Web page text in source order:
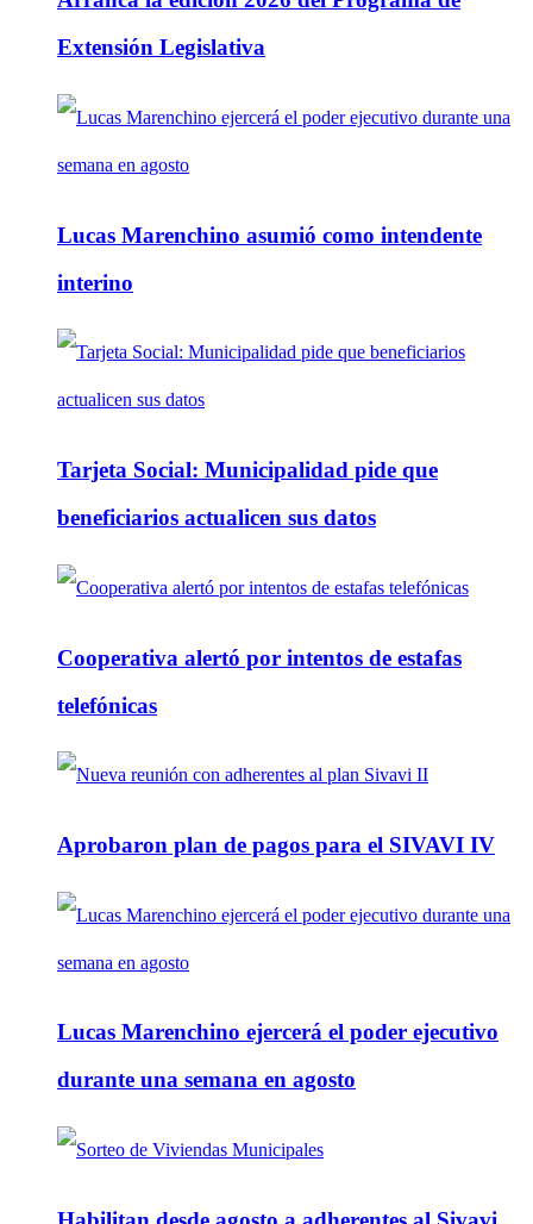
Extensión Legislativa
Lucas Marenchino asumió como intendente
interino
Tarjeta Social: Municipalidad pide que
beneficiarios actualicen sus datos
Cooperativa alertó por intentos de estafas
telefónicas
Aprobaron plan de pagos para el SIVAVI IV
Lucas Marenchino ejercerá el poder ejecutivo
durante una semana en agosto